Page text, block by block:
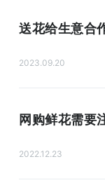
送花给生意合
2023.09.20
网购鲜花需要
2022.12.23